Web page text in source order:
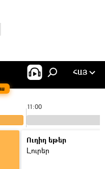
ՀԱՅ
11:00
Ուղիղ եթեր
Լուրեր